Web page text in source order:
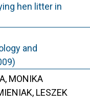
hen litter in
and
MONIKA
LESZEK